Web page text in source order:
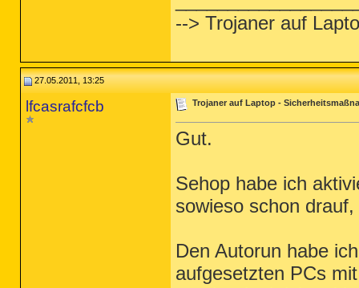
--> Trojaner auf
27.05.2011, 13:25
lfcasrafcfcb Trojaner auf Laptop -
Gut.
Sehop habe ich
sowieso schon
Den Autorun habe
aufgesetzten PCs